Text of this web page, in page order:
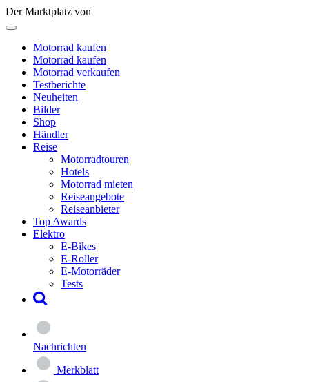
Der Marktplatz von
Motorrad kaufen
Motorrad kaufen
Motorrad verkaufen
Testberichte
Neuheiten
Bilder
Shop
Händler
Reise
Motorradtouren
Hotels
Motorrad mieten
Reiseangebote
Reiseanbieter
Top Awards
Elektro
E-Bikes
E-Roller
E-Motorräder
Tests
Nachrichten
Merkblatt